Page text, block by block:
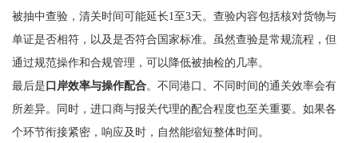
被抽中查验，清关时间可能延长1至3天。查验内容包括核对货物与
单证是否相符，以及是否符合国家标准。虽然查验是常规流程，但
通过规范操作和合规管理，可以降低被抽检的几率。
最后是口岸效率与操作配合。不同港口、不同时间的通关效率会有
所差异。同时，进口商与报关代理的配合程度也至关重要。如果各
个环节衔接紧密，响应及时，自然能缩短整体时间。